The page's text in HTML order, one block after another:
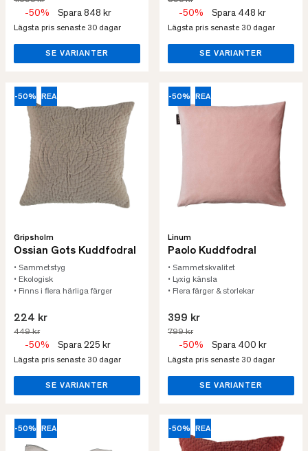
-50% Spara 848 kr
Lägsta pris senaste 30 dagar
SE VARIANTER
-50% Spara 448 kr
Lägsta pris senaste 30 dagar
SE VARIANTER
-50% REA
Gripsholm
Ossian Gots Kuddfodral
• Sammetstyg
• Ekologisk
• Finns i flera härliga färger
224 kr
449 kr
-50% Spara 225 kr
Lägsta pris senaste 30 dagar
SE VARIANTER
-50% REA
Linum
Paolo Kuddfodral
• Sammetskvalitet
• Lyxig känsla
• Flera färger & storlekar
399 kr
799 kr
-50% Spara 400 kr
Lägsta pris senaste 30 dagar
SE VARIANTER
-50% REA -50% REA